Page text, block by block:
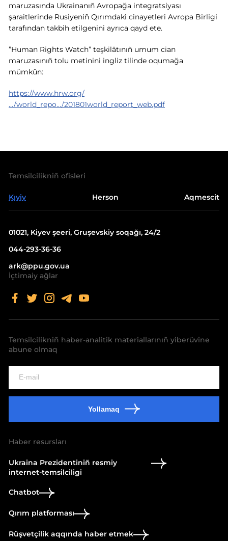
maruzasında Ukrainanıñ Avropağa integratsiyası
şaraitlerinde Rusiyeniñ Qırımdaki cinayetleri Avropa Birligi
tarafından takbih etilgenini ayrıca qayd ete.
”Human Rights Watch” teşkilâtınıñ umum cian
maruzasınıñ tolu metinini ingliz tilinde oqumağa
mümkün:
https://www.hrw.org/
…/world_repo…/201801world_report_web.pdf
Temsilcilikniñ ofisleri
Kıyiv Herson Aqmescit
01021, Kiyev şeeri, Gruşevskiy soqağı, 24/2
044-293-36-36
ark@ppu.gov.ua
İçtimaiy ağlar
Temsilcilikniñ haber-analitik materiallarınıñ yiberüvine
abune olmaq
Yollamaq
Haber resursları
Ukraina Prezidentiniñ resmiy
internet-temsilciligi
Chatbot
Qırım platforması
Rüşvetçilik aqqında haber etmek